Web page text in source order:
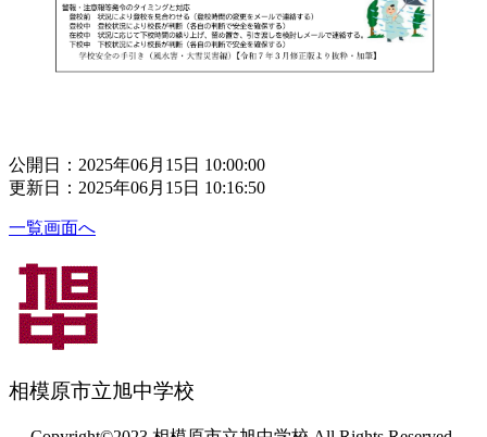
公開日：2025年06月15日 10:00:00
更新日：2025年06月15日 10:16:50
一覧画面へ
相模原市立旭中学校